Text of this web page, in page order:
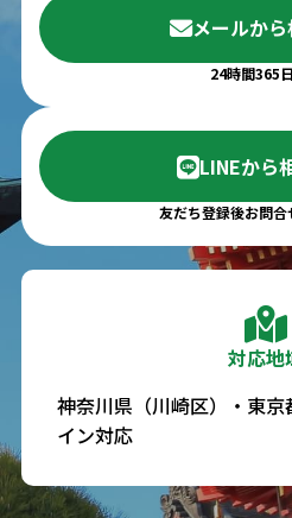
メールか
24時間365
LINEから
友だち登録後お問合
対応地
神奈川県（川崎区）・東
イン対応